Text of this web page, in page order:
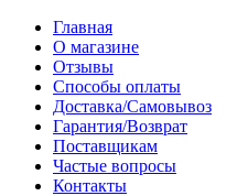
Главная
О магазине
Отзывы
Способы оплаты
Доставка/Самовывоз
Гарантия/Возврат
Поставщикам
Частые вопросы
Контакты